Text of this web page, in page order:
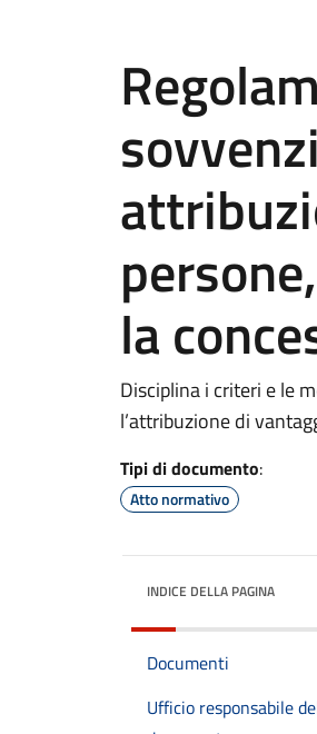
la
Disciplina i criteri e le
l’attribuzione di
Tipi di documento:
Atto normativo
INDICE DELLA PAGINA
Documenti
Ufficio responsabile